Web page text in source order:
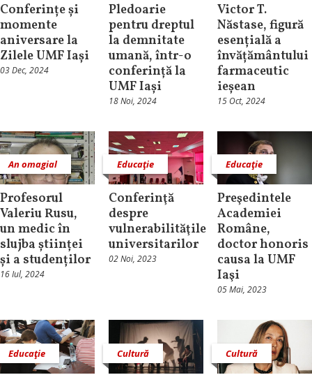
Conferințe și
momente
aniversare la
Zilele UMF Iași
03 Dec, 2024
Pledoarie
pentru dreptul
la demnitate
umană, într-o
conferință la
UMF Iași
18 Noi, 2024
Victor T.
Năstase, figură
esențială a
învățământului
farmaceutic
ieșean
15 Oct, 2024
An omagial
Profesorul
Valeriu Rusu,
un medic în
slujba științei
și a studenților
16 Iul, 2024
Educaţie
Conferinţă
despre
vulnerabilităţile
universitarilor
02 Noi, 2023
Educaţie
Preşedintele
Academiei
Române,
doctor honoris
causa la UMF
Iaşi
05 Mai, 2023
Educaţie Cultură Cultură